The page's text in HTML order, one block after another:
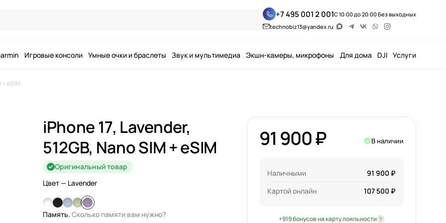
+7 495 001 2 001С 10:00 до 20:00 Без выходных
technobiz13@yandex.ru
Игровые консоли Умные очки и браслеты Звук и мультимедиа Экшн-камеры, микрофоны Для дома DJI Услуги
+ eSIM
iPhone 17, Lavender,
512GB, Nano SIM + eSIM
Оригинальный товар
Цвет— Lavender
Память. Сколько памяти вам нужно?
91 900 ₽ В наличии
Наличными
91 900 ₽
Картой онлайн
107 500 ₽
+919 бонусов на карту лояльности ?